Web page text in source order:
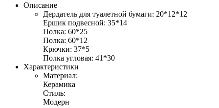
Описание
Дердатель для туалетной бумаги: 20*12*12
Ершик подвесной: 35*14
Полка: 60*25
Полка: 60*12
Крючки: 37*5
Полка угловая: 41*30
Характеристики
Материал:
Керамика
Стиль:
Модерн